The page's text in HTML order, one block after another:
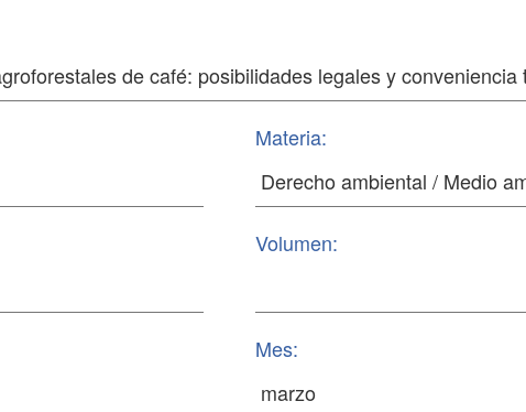
Materia:
Volumen:
Mes: